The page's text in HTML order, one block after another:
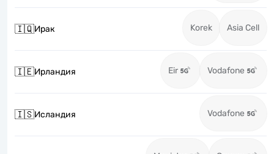
🇮🇶Ирак Korek Asia Cell
🇮🇪Ирландия Eir Vodafone
🇮🇸Исландия Vodafone